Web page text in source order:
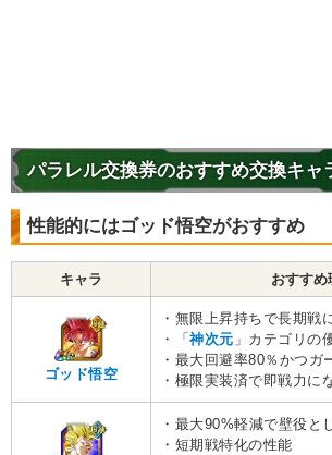
パラレル交換券のおすすめ交換キャ
性能的にはゴッド悟空がおすすめ
キャラ おすすめ
ゴッド悟空
・無限上昇持ちで長期戦
・「神次元 」カテゴリの
・最大回避率80％かつガ
・極限実装済で即戦力に
・最大90%軽減で壁役と
・短期戦特化の性能